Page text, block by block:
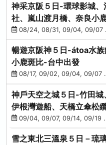
神采京阪５日-環球影城
社、嵐山渡月橋、奈良小
08/24, 08/31, 09/04, 09/07
暢遊京阪神５日-átoa水
小鹿斑比-台中出發
08/17, 09/02, 09/04, 09/07
神戶天空之城５日-竹田城
伊根灣遊船、天橋立傘松
龍蝦-台中出發
09/04, 09/07, 09/14, 09/19
雪之東北三溫泉５日－琉